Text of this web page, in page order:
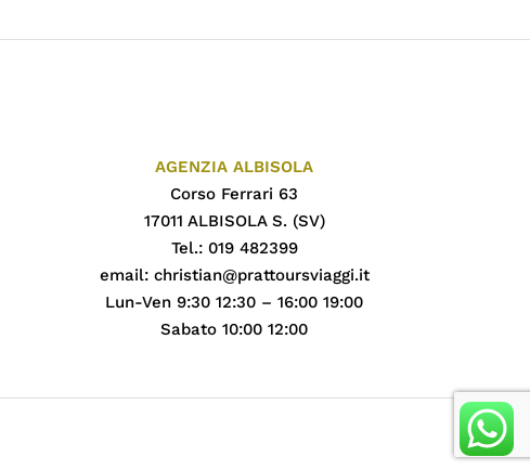
AGENZIA ALBISOLA
Corso Ferrari 63
17011 ALBISOLA S. (SV)
Tel.: 019 482399
email: christian@prattoursviaggi.it
Lun-Ven 9:30 12:30 – 16:00 19:00
Sabato 10:00 12:00